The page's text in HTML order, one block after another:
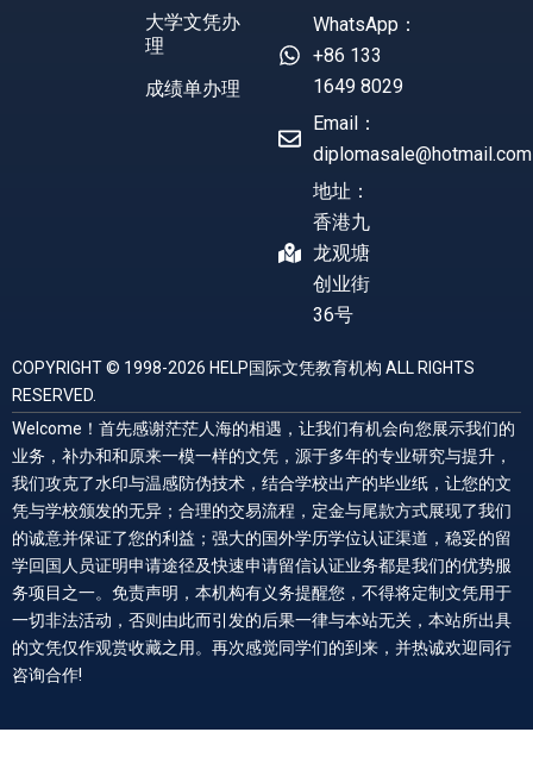
大学文凭办
理
成绩单办理
WhatsApp：
+86 133
1649 8029
Email：
diplomasale@hotmail.com
地址：
香港九
龙观塘
创业街
36号
COPYRIGHT © 1998-2026 HELP国际文凭教育机构 ALL RIGHTS
RESERVED.
Welcome！首先感谢茫茫人海的相遇，让我们有机会向您展示我们的
业务，补办和和原来一模一样的文凭，源于多年的专业研究与提升，
我们攻克了水印与温感防伪技术，结合学校出产的毕业纸，让您的文
凭与学校颁发的无异；合理的交易流程，定金与尾款方式展现了我们
的诚意并保证了您的利益；强大的国外学历学位认证渠道，稳妥的留
学回国人员证明申请途径及快速申请留信认证业务都是我们的优势服
务项目之一。免责声明，本机构有义务提醒您，不得将定制文凭用于
一切非法活动，否则由此而引发的后果一律与本站无关，本站所出具
的文凭仅作观赏收藏之用。再次感觉同学们的到来，并热诚欢迎同行
咨询合作!